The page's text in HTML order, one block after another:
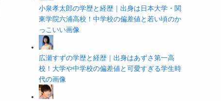
小泉孝太郎の学歴と経歴｜出身は日本大学・関
東学院六浦高校！中学校の偏差値と若い頃のか
っこいい画像
広瀬すずの学歴と経歴｜出身はあずさ第一高
校！大学や中学校の偏差値と可愛すぎる学生時
代の画像